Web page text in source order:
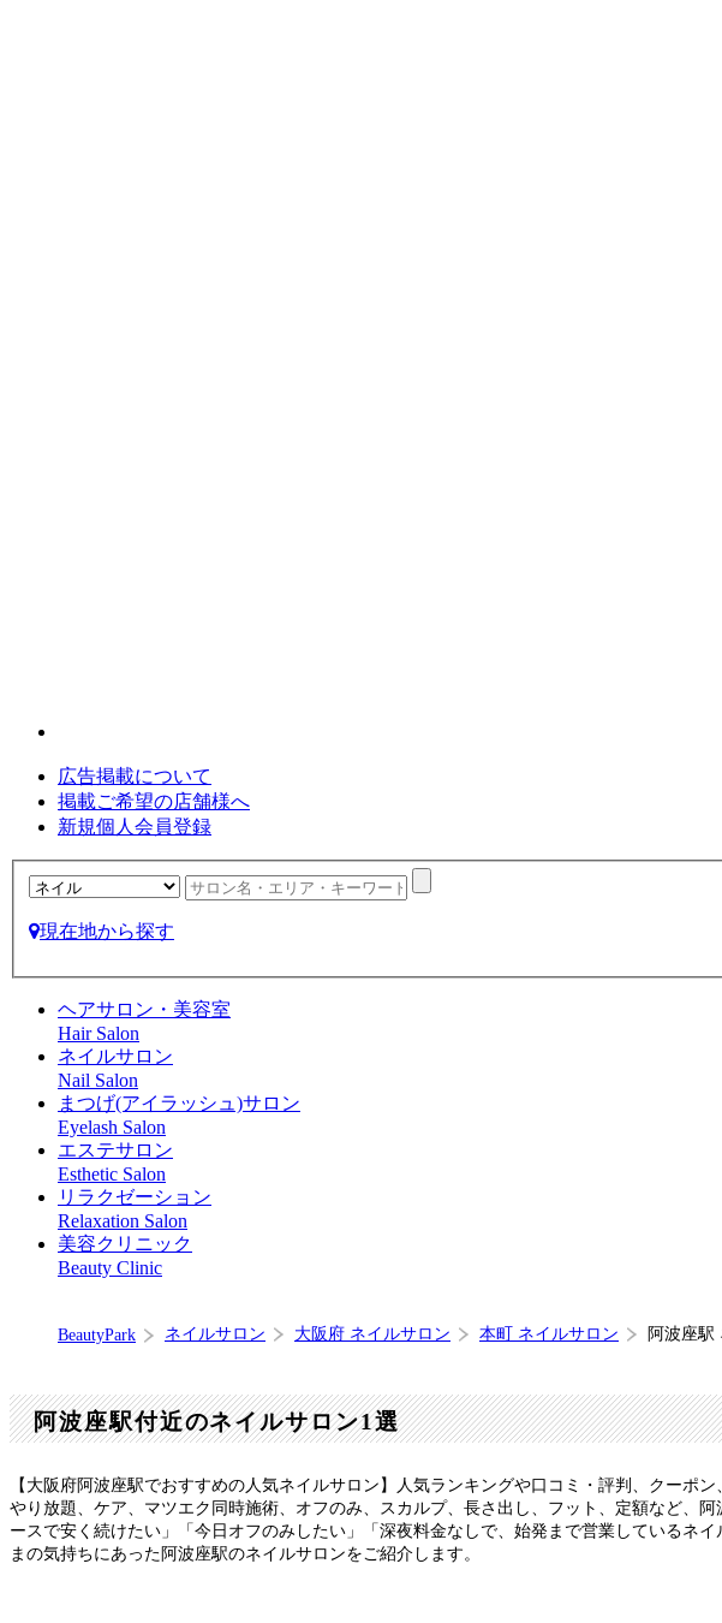
広告掲載について
掲載ご希望の店舗様へ
新規個人会員登録
現在地から探す
ヘアサロン・美容室
Hair Salon
ネイルサロン
Nail Salon
まつげ(アイラッシュ)サロン
Eyelash Salon
エステサロン
Esthetic Salon
リラクゼーション
Relaxation Salon
美容クリニック
Beauty Clinic
BeautyPark ネイルサロン 大阪府 ネイルサロン 本町 ネイルサロン 阿波座駅
阿波座駅付近のネイルサロン1選
【大阪府阿波座駅でおすすめの人気ネイルサロン】人気ランキングや口コミ・評判、クー
やり放題、ケア、マツエク同時施術、オフのみ、スカルプ、長さ出し、フット、定額など、
ースで安く続けたい」「今日オフのみしたい」「深夜料金なしで、始発まで営業しているネ
まの気持ちにあった阿波座駅のネイルサロンをご紹介します。